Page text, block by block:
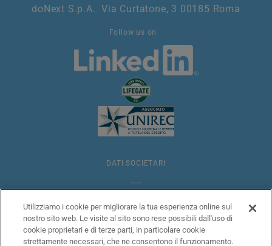
doNext S.p.A. Via Curtatone, 3 00185 Roma
Follow us on
DATI SOCIETARI
NOTE LEGALI
ANTIRICICLAGGIO
Utilizziamo i cookie per migliorare la tua esperienza online sul
nostro sito web. Le visite al sito sono rese possibili dall'uso di
cookie proprietari e di terze parti, in particolare cookie
strettamente necessari, che ne consentono il funzionamento.